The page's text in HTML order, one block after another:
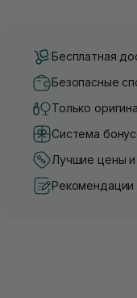
Бесплатная
Безопасные
Только
Система
Лучшие цены
Рекомендации